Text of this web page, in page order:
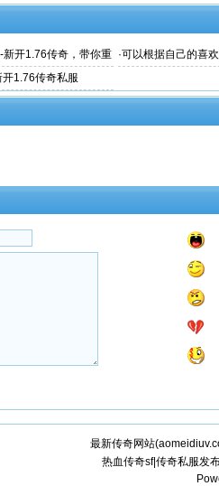
开1.76传奇，带你重 ·可以根据自己的喜
1.76传奇私服
最新传奇网站(
热血传奇sf|传奇私服发